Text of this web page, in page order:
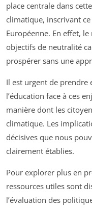
place centrale dans
climatique, inscrivant
Européenne. En effet, le
objectifs de neutralité
prospérer sans une
Il est urgent de prendre
l’éducation face à ces
manière dont les
climatique. Les
décisives que nous
clairement établies.
Pour explorer plus en
ressources utiles sont
l’évaluation des